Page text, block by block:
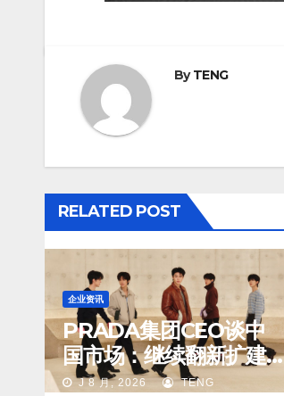
ByTENG
RELATED POST
企业资讯
PRADA集团CEO谈中
国市场：继续翻新扩建
重要门店；某些城市的
J 8 月, 2026 TENG